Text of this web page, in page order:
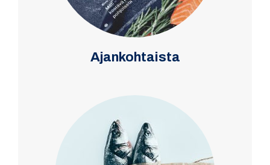
Ajankohtaista